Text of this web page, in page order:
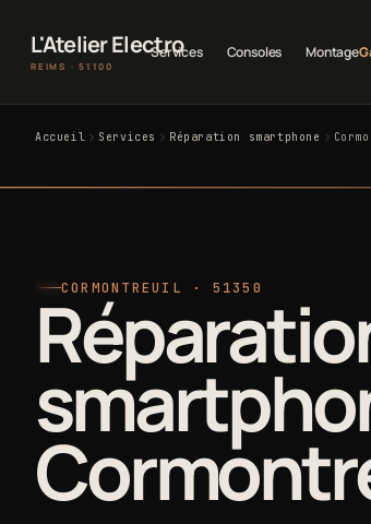
L'Atelier Electro
REIMS · 51100
Services Consoles Montage
Accueil Services Réparation smartphone
CORMONTREUIL · 51350